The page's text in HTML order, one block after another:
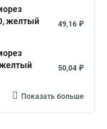
желтый
49,16 ₽
желтый
50,04 ₽
Показать больше